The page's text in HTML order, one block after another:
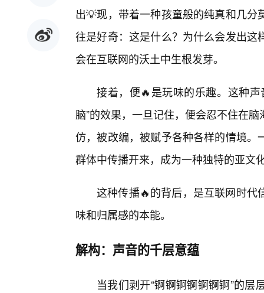
出💡现，带着一种孩童般的纯真和几
往是好奇：这是什么？为什么会发出
会在互联网的沃土中生根发芽。
接着，便🔥是玩味的乐趣。这种
脑”的效果，一旦记住，便会忍不住在
仿，被改编，被赋予各种各样的情境
群体中传播开来，成为一种独特的亚文
这种传播🔥的背后，是互联网时代
味和归属感的本能。
解构：声音的千层意蕴
当我们剥开“锕锕锕锕锕锕锕”的